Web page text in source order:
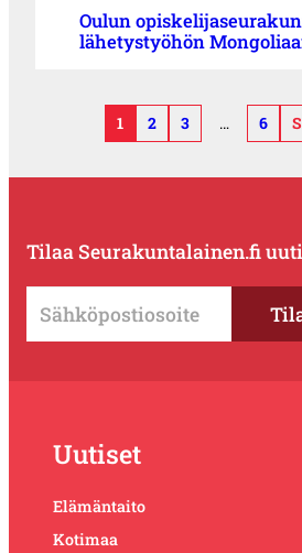
Oulun
lähetystyöhön
1 2 3 … 6
Tilaa Seurakuntalainen.fi
Uutiset
Elämäntaito
Kotimaa